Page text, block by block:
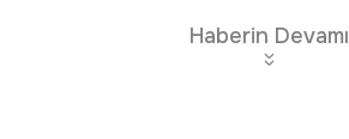
Haberin Devamı